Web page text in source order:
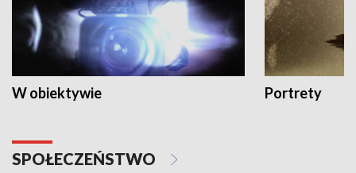
W obiektywie Portrety
SPOŁECZEŃSTWO